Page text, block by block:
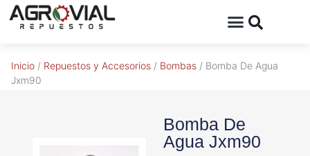
Inicio / Repuestos y Accesorios / Bombas / Bomba De Agua
Jxm90
Bomba De
Agua Jxm90